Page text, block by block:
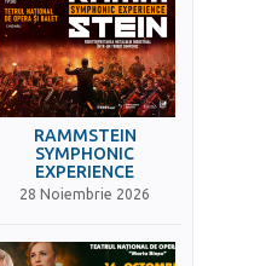
RAMMSTEIN
SYMPHONIC
EXPERIENCE
28 Noiembrie 2026